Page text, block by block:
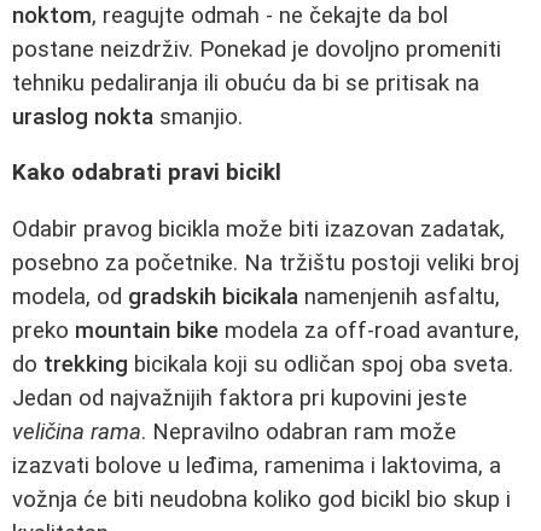
noktom, reagujte odmah - ne čekajte da bol
postane neizdrživ. Ponekad je dovoljno promeniti
tehniku pedaliranja ili obuću da bi se pritisak na
uraslog nokta smanjio.
Kako odabrati pravi bicikl
Odabir pravog bicikla može biti izazovan zadatak,
posebno za početnike. Na tržištu postoji veliki broj
modela, od gradskih bicikala namenjenih asfaltu,
preko mountain bike modela za off-road avanture,
do trekking bicikala koji su odličan spoj oba sveta.
Jedan od najvažnijih faktora pri kupovini jeste
veličina rama. Nepravilno odabran ram može
izazvati bolove u leđima, ramenima i laktovima, a
vožnja će biti neudobna koliko god bicikl bio skup i